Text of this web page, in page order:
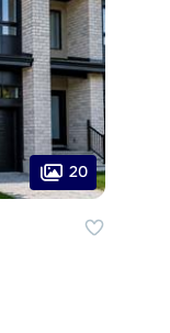
20